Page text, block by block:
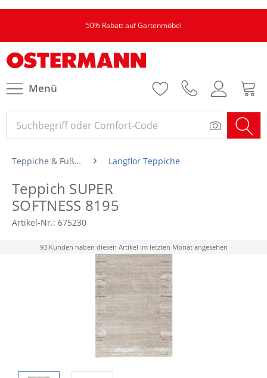
50% Rabatt auf Gartenmöbel
Menü
Teppiche & Fußmatten Langflor Teppiche
Teppich SUPER
SOFTNESS 8195
Artikel-Nr.: 675230
93 Kunden haben diesen Artikel im letzten Monat angesehen